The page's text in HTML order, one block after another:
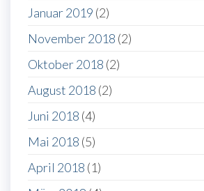
Januar 2019 (2)
November 2018 (2)
Oktober 2018 (2)
August 2018 (2)
Juni 2018 (4)
Mai 2018 (5)
April 2018 (1)